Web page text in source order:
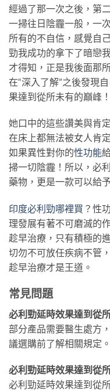
經過了那一次之後，第
一掃往日陰霾一般，一
所有的不自信，感覺自
勁我成功的拿下了暗戀
才得知，正是我後面那
在“深入了解”之後發現
果達到從所未有的巔峰！
她口中的這些讚美與肯
在床上都無法被女人肯
如果異性對你的性功能
掃一切陰霾！所以，必
藥物，更是一款可以給
印度必利勁哪裡買 ？性
理發展有著不可磨滅的
趁早治療，只有積極的
切勿不可放任疾病不管
趁早治療才是王道。
常見問題
必利勁延時效果達到從
部分產品需要醫生處方
議選購前了解相關規定。
必利勁延時效果達到從
必利勁延時效果達到從